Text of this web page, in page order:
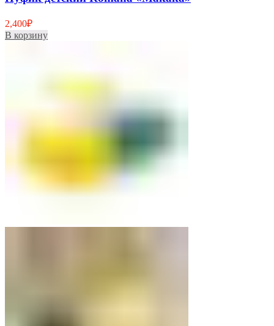
2,400₽
В корзину